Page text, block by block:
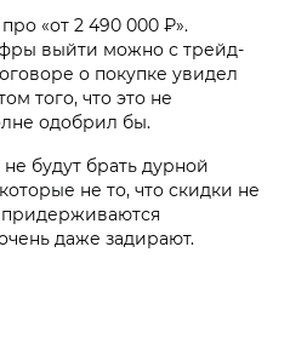
«от 2 490 000 ₽».
выйти можно с трейд-
о покупке увидел
того, что это не
одобрил бы.
будут брать дурной
не то, что скидки не
придерживаются
даже задирают.